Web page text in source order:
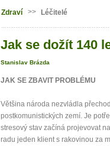
Jste zde
Zdraví >> Léčitelé
Jak se dožít 140
Stanislav Brázda
JAK SE ZBAVIT PROBLÉMU
Většina národa nezvládla
postkomunistických zemí. Je
stresový stav začíná projevovat
radu jeden klient s rakovinou za